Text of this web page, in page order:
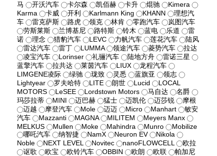
马
开沃汽车 卡尔森 凯佰赫 卡升 焜驰
Kimera
Karma
卡威 开利 Karlmann King KHANN
理想汽
车
雷克萨斯 路虎 领克 林肯 零跑汽车
岚图汽车
劳斯莱斯
兰博基尼 路特斯 铃木 蓝电 乐道
雷
诺
理念 猎豹汽车 LEVC 力帆汽车 莲花汽车
陆风
雷达汽车
雷丁 LUMMA 领途汽车 菱势汽车
拉达
凌宝汽车
Lorinser 礼骊汽车 陆地方舟
雷诺三星
蓝擎汽车
拉共达 莱茵汽车 LIUX
龙程汽车
LIMGENE凌际
绿驰 珑致 灵悉 蓝旗亚
领志
Lightyear
罗夫哈特 LITE 朗世 Lucid
LOCAL
MOTORS
LeSEE Lordstown Motors 马自达
名爵
玛莎拉蒂
MINI 迈巴赫 猛士 迈凯伦 迈莎锐
摩根
迈越
摩登汽车 Mole 迈迈 Micro Manhart
敏安
汽车
Mazzanti MAGNA MILITEM
Meyers Manx
MELKUS
Mullen Moke Mahindra Munro
Mobilize
哪吒汽车
纳智捷 NamX Neuron EV
Nikola
Noble
NEXT LEVEL Novitec nanoFLOWCELL
欧拉
讴歌
欧宝 欧铃汽车 OBBIN 欧朗 欧联
帕加尼